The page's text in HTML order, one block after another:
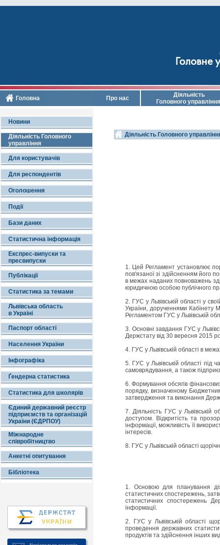
Головне
Головна Про нас
Діяльність
Головного управління
Новини
Діяльність Головного
управління
Для користувачів
Для респондентів
Оголошення
Події
Бази даних
Статистична інформація
Експрес-випуски та
пресвипуски
Публікації
Статистика за темами
Львівська область
в Україні
Паспорт області
Населення України
Інфографіка
Ґендерна статистика
Статистика для школярів
Єдиний державний реєстр
підприємств та організацій
України (ЄДРПОУ)
Міжнародне
співробітництво
Анкетні опитування
Бібліотека
Діяльність Головного
1. Цей Регламент установлює
пов'язаної зі здійсненням його
в межах наданих повноважень
юридичною особою публічного
2. ГУС у Львівській області у
України, дорученнями Кабінету
Регламентом ГУС у Львівській
3. Основні завдання ГУС у
Держстату від 30 вересня 2015
4. ГУС у Львівській області в
5. ГУС у Львівській області під
самоврядування, а також
6. Формування обсягів
порядку, визначеному
затвердження та виконання
7. Діяльність ГУС у Львівській
доступом. Відкритість та
інформації, можливість її
інтересів.
8. ГУС у Львівській області
1. Основою для планування
статистичних спостережень,
статистичних спостережень
інформації.
2. ГУС у Львівській області
проведення державних
продуктів та здійснення інших